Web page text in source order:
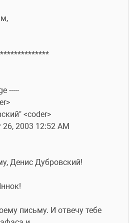
-----
<coder>
2003 12:52 AM
Денис Дубровский!
письму. И отвечу тебе